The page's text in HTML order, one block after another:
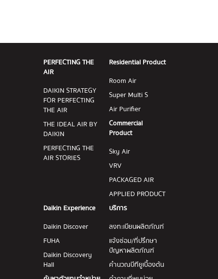
PERFECTING THE
AIR
DAIKIN STRATEGY
FOR PERFECTING
THE AIR
THE IDEAL AIR BY
DAIKIN
PERFECTING THE
AIR STORIES
Residential Product
Room Air
Super Multi S
Air Purifier
Commercial
Product
Sky Air
VRV
PACKAGED AIR
APPLIED PRODUCT
Daikin Experience
Daikin Discover
FUHA
Daikin Discovery
Hall
บริการ
ลงทะเบียนผลิตภัณฑ์
แจ้งซ่อม/ที่ปรึกษา
ปัญหาผลิตภัณฑ์
คำนวณบีทียูเบื้องต้น